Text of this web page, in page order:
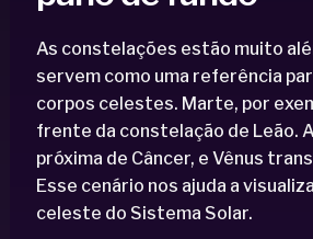
As constelações estão muito
servem como uma referência
corpos celestes. Marte, por
frente da constelação de Leão.
próxima de Câncer, e Vênus
Esse cenário nos ajuda a
celeste do Sistema Solar.